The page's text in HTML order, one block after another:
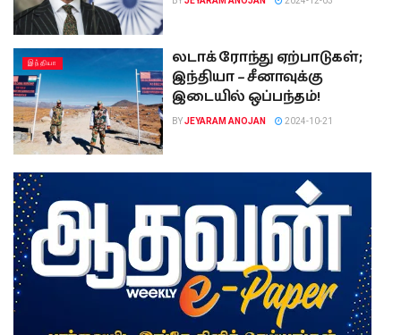
இந்தியா
லடாக் ரோந்து ஏற்பாடுகள்;
இந்தியா – சீனாவுக்கு
இடையில் ஒப்பந்தம்!
BYJEYARAM ANOJAN 2024-10-21